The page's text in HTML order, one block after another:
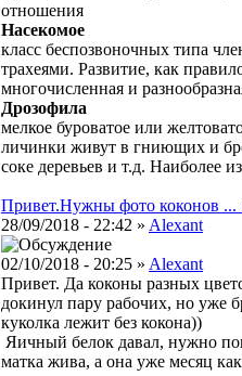
отношения
Насекомое
класс беспозвоночных типа
трахеями. Развитие, как
многочисленная и
Дрозофила
мелкое буроватое или
личинки живут в гниющих и
соке деревьев и т.д. Наиболее
Привет.Нужны фото коконов ...
28/09/2018 - 22:42 » Alexant
02/10/2018 - 20:25 » Alexant
Привет. Да коконы разных
докинул пару рабочих, но уже
куколка лежит без кокона))
Яичный белок давал, нужно
матка жива, а она уже месяц